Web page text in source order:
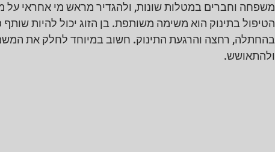
משפחה וחברים במטלות שונות, ולהגדיר מראש מי אחראי על
הטיפול בתינוק הוא משימה משותפת. בן הזוג יכול להיות
בהחתלה, רחצה והרגעת התינוק. חשוב במיוחד לחלק את
ולהתאושש.